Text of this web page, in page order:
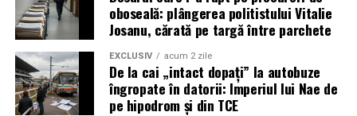
oboseală: plângerea politistului Vitalie
Josanu, cărată pe targă între parchete
EXCLUSIV acum 2 zile
De la cai „intact dopați” la autobuze
îngropate în datorii: Imperiul lui Nae de
pe hipodrom și din TCE